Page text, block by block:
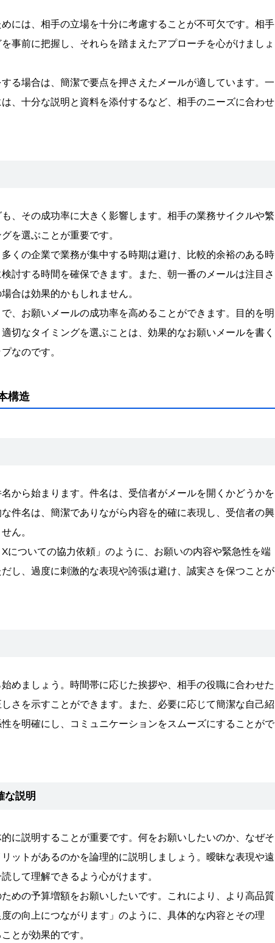
には、相手の立場を十分に考慮することが不可欠です。相手
事前に把握し、それらを踏まえたアプローチを心がけましょ
る場合は、簡潔で要点を押さえたメールが適しています。一
、十分な説明と資料を添付するなど、相手のニーズに合わせ
、その成功率に大きく影響します。相手の業務サイクルや繁
を選ぶことが重要です。
くの企業で業務が集中する時期は避け、比較的余裕のある時
討する時間を確保できます。また、朝一番のメールは注目さ
合は効果的かもしれません。
、お願いメールの成功率を高めることができます。目的を明
切なタイミングを選ぶことは、効果的なお願いメールを書く
なのです。
構造
から始まります。件名は、受信者がメールを開くかどうかを
件名は、簡潔でありながら内容を的確に表現し、受信者の興
ん。
についての協力依頼」のように、お願いの内容や緊急性を端
し、過度に刺激的な表現や誇張は避け、誠実さを保つことが
めましょう。時間帯に応じた挨拶や、相手の役職に合わせた
さを示すことができます。また、必要に応じて簡潔な自己紹
を明確にし、コミュニケーションをスムーズにすることがで
な説明
に説明することが重要です。何をお願いしたいのか、なぜそ
ットがあるのかを論理的に説明しましょう。曖昧な表現や遠
して理解できるよう心がけます。
めの予算増額をお願いしたいです。これにより、より高品質
の向上につながります」のように、具体的な内容とその理
とが効果的です。